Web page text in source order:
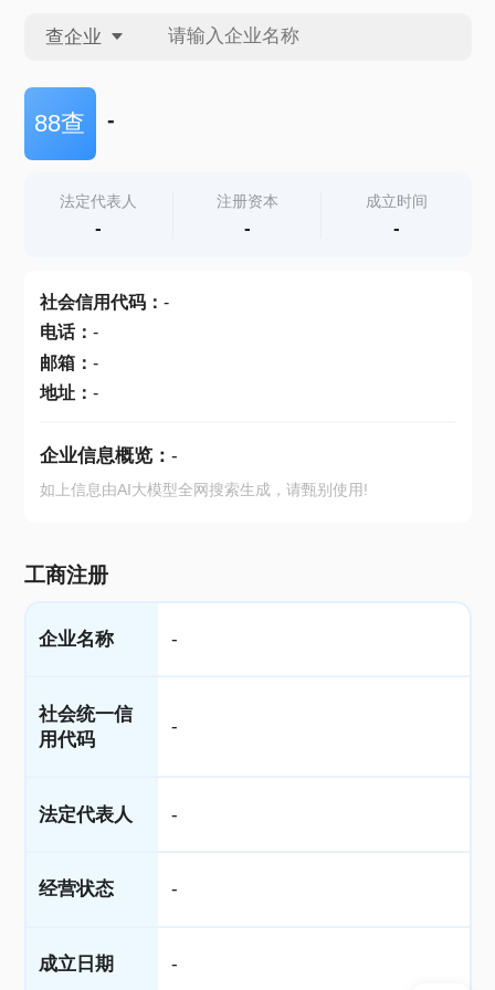
查企业
查企业
查产地
88查 -
法定代表人
-
注册资本
-
成立时间
-
社会信用代码： -
电话： -
邮箱： -
地址： -
企业信息概览： -
如上信息由AI大模型全网搜索生成，请甄别使用!
工商注册
企业名称 -
社会统一信
用代码
-
法定代表人 -
经营状态 -
成立日期 -